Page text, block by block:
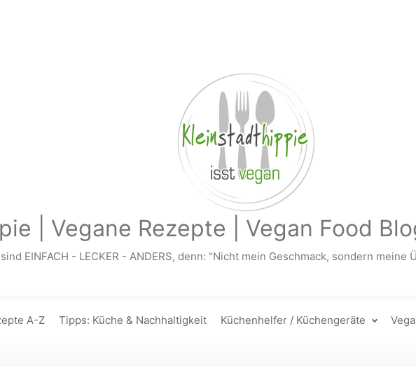
| Vegane Rezepte | Vegan Food
EINFACH - LECKER - ANDERS, denn: "Nicht mein Geschmack, sondern
A-Z Tipps: Küche & Nachhaltigkeit Küchenhelfer / Küchengeräte